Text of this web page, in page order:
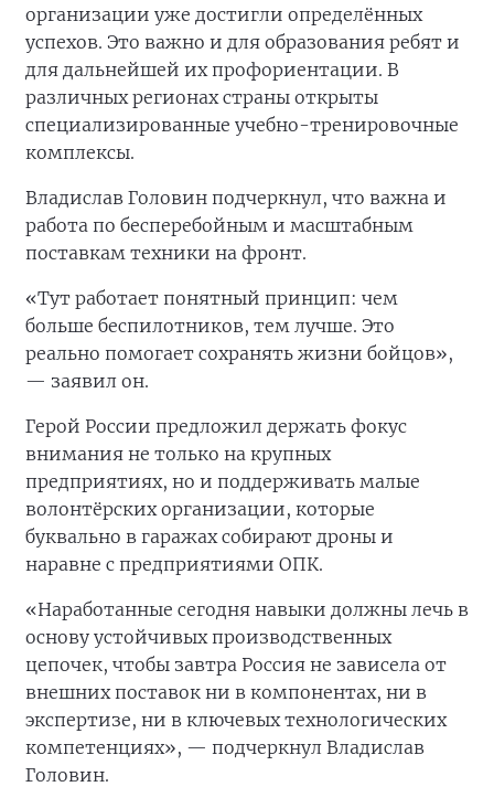
организации уже достигли определённых
успехов. Это важно и для образования ребят и
для дальнейшей их профориентации. В
различных регионах страны открыты
специализированные учебно-тренировочные
комплексы.
Владислав Головин подчеркнул, что важна и
работа по бесперебойным и масштабным
поставкам техники на фронт.
«Тут работает понятный принцип: чем
больше беспилотников, тем лучше. Это
реально помогает сохранять жизни бойцов»,
— заявил он.
Герой России предложил держать фокус
внимания не только на крупных
предприятиях, но и поддерживать малые
волонтёрских организации, которые
буквально в гаражах собирают дроны и
наравне с предприятиями ОПК.
«Наработанные сегодня навыки должны лечь в
основу устойчивых производственных
цепочек, чтобы завтра Россия не зависела от
внешних поставок ни в компонентах, ни в
экспертизе, ни в ключевых технологических
компетенциях», — подчеркнул Владислав
Головин.